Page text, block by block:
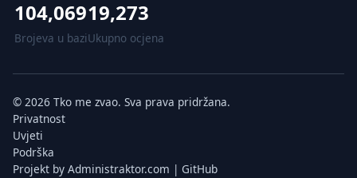
104,069
Brojeva u bazi
19,273
Ukupno ocjena
© 2026 Tko me zvao. Sva prava pridržana.
Privatnost
Uvjeti
Podrška
Projekt by Administraktor.com | GitHub